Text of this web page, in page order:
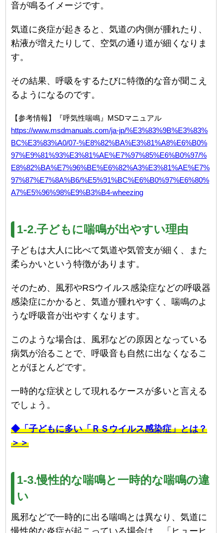
音が鳴るイメージです。
気道に炎症が起きると、気道の内側が腫れたり、
粘液が増えたりして、空気の通り道が細くなりま
す。
その結果、呼吸をするたびに特徴的な音が聞こえ
るようになるのです。
【参考情報】『呼気性喘鳴』MSDマニュアル
https://www.msdmanuals.com/ja-jp/%E3%83%9B%E3%83%
BC%E3%83%A0/07-%E8%82%BA%E3%81%A8%E6%B0%
97%E9%81%93%E3%81%AE%E7%97%85%E6%B0%97/%
E8%82%BA%E7%96%BE%E6%82%A3%E3%81%AE%E7%
97%87%E7%8A%B6/%E5%91%BC%E6%B0%97%E6%80%
A7%E5%96%98%E9%B3%B4-wheezing
1-2.子どもに喘鳴が出やすい理由
子どもは大人に比べて気道や気管支が細く、また
柔らかいという特徴があります。
そのため、風邪やRSウイルス感染症などの呼吸器
感染症にかかると、気道が腫れやすく、喘鳴のよ
うな呼吸音が出やすくなります。
このような場合は、風邪などの原因となっている
病気が治ることで、呼吸音も自然に出なくなるこ
とがほとんどです。
一時的な症状として現れるケースが多いと言える
でしょう。
◆「子どもに多い「ＲＳウイルス感染症」とは？
＞＞
1-3.慢性的な喘鳴と一時的な喘鳴の違
い
風邪などで一時的に出る喘鳴とは異なり、気道に